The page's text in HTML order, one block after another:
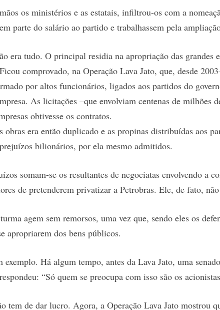
os ministérios e as estatais, infiltrou-os com a
parte do salário ao partido e trabalhassem pela
era tudo. O principal residia na apropriação das grandes
comprovado, na Operação Lava Jato, que, desde
por altos funcionários, ligados aos partidos do
As licitações –que envolviam centenas de milhões
obtivesse os contratos.
obras era então duplicado e as propinas distribuídas aos
bilionários, por ela mesmo admitidos.
somam-se os resultantes de negociatas envolvendo a
de pretenderem privatizar a Petrobras. Ele, de fato,
agem sem remorsos, uma vez que, sendo eles os
apropriarem dos bens públicos.
exemplo. Há algum tempo, antes da Lava Jato, uma
“Só quem se preocupa com isso são os
tem de dar lucro. Agora, a Operação Lava Jato mostrou